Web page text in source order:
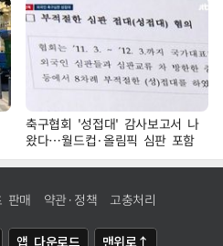
축구협회 '성접대' 감사보고서 나
왔다…월드컵·올림픽 심판 포함
판매 약관·정책 고충처리
앱 다운로드 맨위로↑